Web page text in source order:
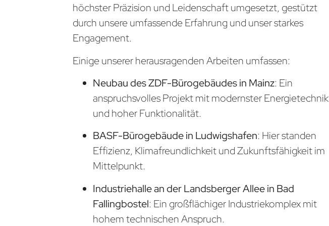
höchster Präzision und Leidenschaft umgesetzt, gestützt
durch unsere umfassende Erfahrung und unser starkes
Engagement.
Einige unserer herausragenden Arbeiten umfassen:
Neubau des ZDF-Bürogebäudes in Mainz: Ein
anspruchsvolles Projekt mit modernster Energietechnik
und hoher Funktionalität.
BASF-Bürogebäude in Ludwigshafen: Hier standen
Effizienz, Klimafreundlichkeit und Zukunftsfähigkeit im
Mittelpunkt.
Industriehalle an der Landsberger Allee in Bad
Fallingbostel: Ein großflächiger Industriekomplex mit
hohem technischen Anspruch.